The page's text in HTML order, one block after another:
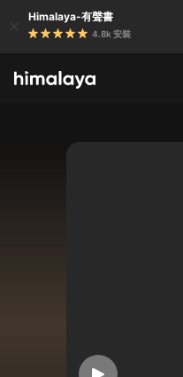
Himalaya-有聲書
4.8k 安裝